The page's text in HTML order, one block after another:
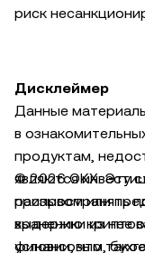
риск
Дисклеймер
Данные
в
продуктам,
являются
призывом или
хранению
финансовым,
© 2026 OKX. Эту
распространять
выдержки из нее
условии, что